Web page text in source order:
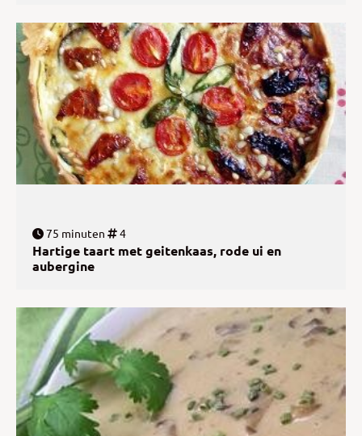
75 minuten 4
Hartige taart met geitenkaas, rode ui en
aubergine